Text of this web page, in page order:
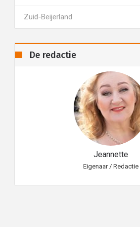
Zuid-Beijerland
De redactie
Jeannette
Eigenaar / Redactie